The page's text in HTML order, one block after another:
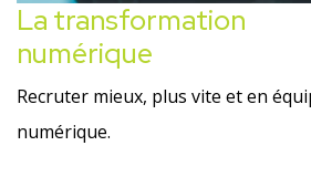
La transformation
numérique
Recruter mieux, plus vite et en
numérique.